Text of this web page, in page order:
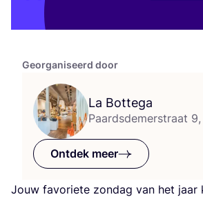
Georganiseerd door
La Bottega
Paardsdemerstraat
Ontdek meer
Jouw favo­rie­te zon­dag van het jaar